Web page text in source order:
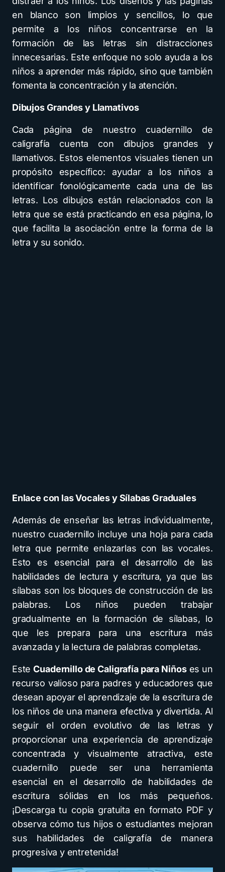
en blanco son limpios y sencillos, lo que
permite a los niños concentrarse en la
formación de las letras sin distracciones
innecesarias. Este enfoque no solo ayuda a los
niños a aprender más rápido, sino que también
fomenta la concentración y la atención.
Dibujos Grandes y Llamativos
Cada página de nuestro cuadernillo de
caligrafía cuenta con dibujos grandes y
llamativos. Estos elementos visuales tienen un
propósito específico: ayudar a los niños a
identificar fonológicamente cada una de las
letras. Los dibujos están relacionados con la
letra que se está practicando en esa página, lo
que facilita la asociación entre la forma de la
letra y su sonido.
Enlace con las Vocales y Sílabas Graduales
Además de enseñar las letras individualmente,
nuestro cuadernillo incluye una hoja para cada
letra que permite enlazarlas con las vocales.
Esto es esencial para el desarrollo de las
habilidades de lectura y escritura, ya que las
sílabas son los bloques de construcción de las
palabras. Los niños pueden trabajar
gradualmente en la formación de sílabas, lo
que les prepara para una escritura más
avanzada y la lectura de palabras completas.
EsteCuadernillo de Caligrafía para Niñoses un
recurso valioso para padres y educadores que
desean apoyar el aprendizaje de la escritura de
los niños de una manera efectiva y divertida. Al
seguir el orden evolutivo de las letras y
proporcionar una experiencia de aprendizaje
concentrada y visualmente atractiva, este
cuadernillo puede ser una herramienta
esencial en el desarrollo de habilidades de
escritura sólidas en los más pequeños.
¡Descarga tu copia gratuita en formato PDF y
observa cómo tus hijos o estudiantes mejoran
sus habilidades de caligrafía de manera
progresiva y entretenida!